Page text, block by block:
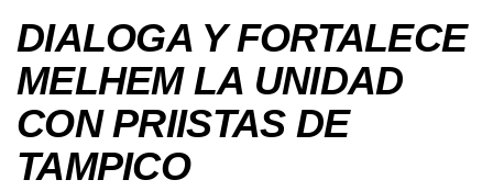
DIALOGA Y FORTALECE
MELHEM LA UNIDAD
CON PRIISTAS DE
TAMPICO